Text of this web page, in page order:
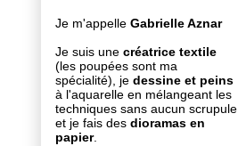
Je m'appelle Gabrielle Aznar
Je suis une créatrice textile
(les poupées sont ma
spécialité), je dessine et peins
à l'aquarelle en mélangeant les
techniques sans aucun scrupule
et je fais des dioramas en
papier.